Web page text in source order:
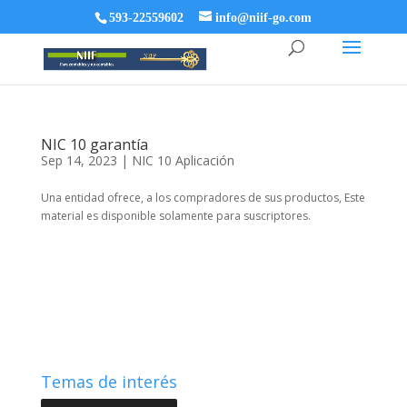
593-22559602 info@niif-go.com
NIC 10 garantía
Sep 14, 2023 | NIC 10 Aplicación
Una entidad ofrece, a los compradores de sus productos, Este
material es disponible solamente para suscriptores.
Temas de interés